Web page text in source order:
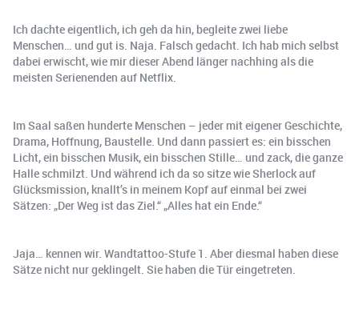
Ich dachte eigentlich, ich geh da hin, begleite zwei liebe
Menschen… und gut is. Naja. Falsch gedacht. Ich hab mich selbst
dabei erwischt, wie mir dieser Abend länger nachhing als die
meisten Serienenden auf Netflix.
Im Saal saßen hunderte Menschen – jeder mit eigener Geschichte,
Drama, Hoffnung, Baustelle. Und dann passiert es: ein bisschen
Licht, ein bisschen Musik, ein bisschen Stille… und zack, die ganze
Halle schmilzt. Und während ich da so sitze wie Sherlock auf
Glücksmission, knallt’s in meinem Kopf auf einmal bei zwei
Sätzen: „Der Weg ist das Ziel.“ „Alles hat ein Ende.“
Jaja… kennen wir. Wandtattoo-Stufe 1. Aber diesmal haben diese
Sätze nicht nur geklingelt. Sie haben die Tür eingetreten.